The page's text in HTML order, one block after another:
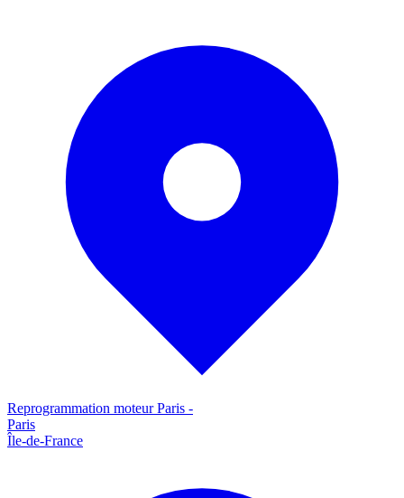
Reprogrammation moteurParis -
Paris
Île-de-France